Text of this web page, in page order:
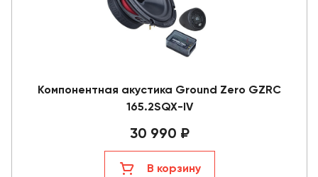
Компонентная акустика Ground Zero GZRC
165.2SQX-IV
30 990 ₽
В корзину